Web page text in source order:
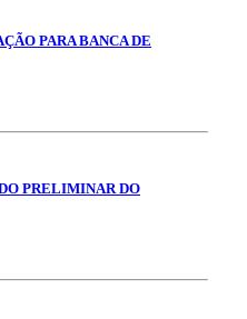
PARA BANCA DE
PRELIMINAR DO